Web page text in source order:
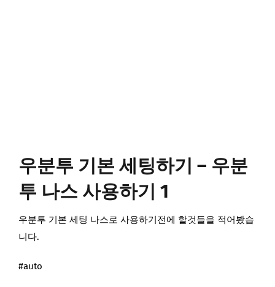
우분투 기본 세팅하기 – 우분
투 나스 사용하기 1
우분투 기본 세팅 나스로 사용하기전에 할것들을 적어봤습
니다.
#auto